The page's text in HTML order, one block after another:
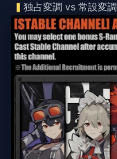
独占変調 vs 常設変